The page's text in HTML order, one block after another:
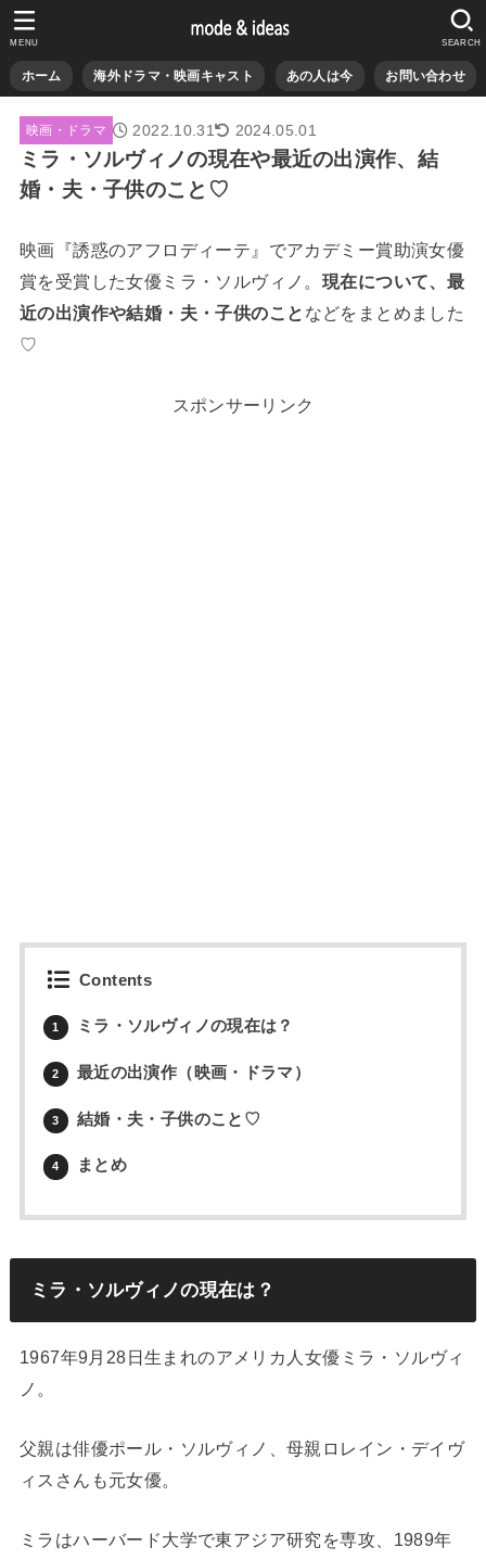
ホーム 海外ドラマ・映画キャスト あの人は今 お問い合わせ
SEARCH
MENU
映画・ドラマ 2022.10.31 2024.05.01
ミラ・ソルヴィノの現在や最近の出演作、結
婚・夫・子供のこと♡
映画『誘惑のアフロディーテ』でアカデミー賞助演女優
賞を受賞した女優ミラ・ソルヴィノ。 現在について、最
近の出演作や結婚・夫・子供のこと などをまとめました
♡
スポンサーリンク
Contents
1 ミラ・ソルヴィノの現在は？
2 最近の出演作（映画・ドラマ）
3 結婚・夫・子供のこと♡
4 まとめ
ミラ・ソルヴィノの現在は？
1967年9月28日生まれのアメリカ人女優ミラ・ソルヴィ
ノ。
父親は俳優ポール・ソルヴィノ、母親ロレイン・デイヴ
ィスさんも元女優。
ミラはハーバード大学で東アジア研究を専攻、1989年